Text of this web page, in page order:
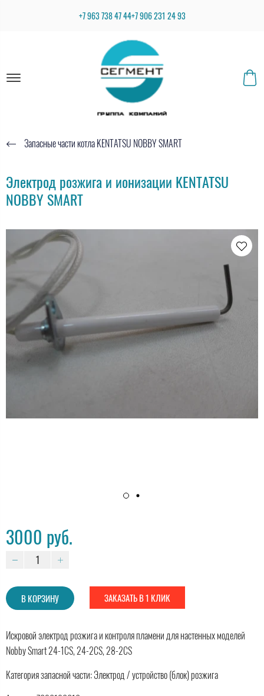
+7 963 738 47 44+7 906 231 24 93
Запасные части котла KENTATSU NOBBY SMART
Электрод розжига и ионизации KENTATSU
NOBBY SMART
3000 руб.
В КОРЗИНУ ЗАКАЗАТЬ В 1 КЛИК
Искровой электрод розжига и контроля пламени для настенных моделей
Nobby Smart 24-1CS, 24-2CS, 28-2CS
Категория запасной части: Электрод / устройство (блок) розжига